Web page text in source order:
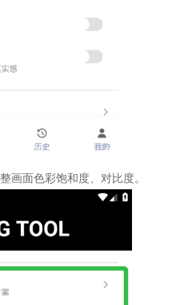
画面色彩饱和度、对比度。